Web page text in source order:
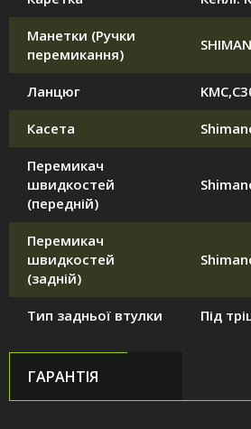
Манетки (Ручки
перемикання)
Ланцюг
Касета
Перемикач
швидкостей
(передній)
Перемикач
швидкостей
(задній)
Тип задньої втулки Під
ГАРАНТІЯ